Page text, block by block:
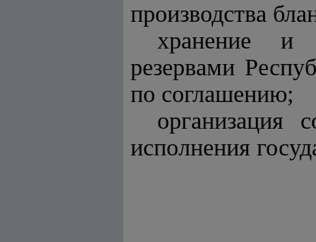
производства
хранение и
резервами
по соглашению;
организация
исполнения